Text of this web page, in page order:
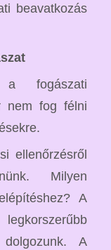
beavatkozás
fogászati
nem fog félni
ellenőrzésről
Milyen
A
A